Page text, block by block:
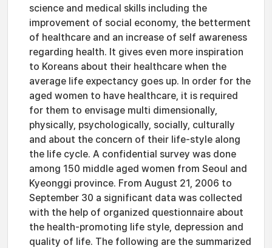
science and medical skills including the
improvement of social economy, the betterment
of healthcare and an increase of self awareness
regarding health. It gives even more inspiration
to Koreans about their healthcare when the
average life expectancy goes up. In order for the
aged women to have healthcare, it is required
for them to envisage multi dimensionally,
physically, psychologically, socially, culturally
and about the concern of their life-style along
the life cycle. A confidential survey was done
among 150 middle aged women from Seoul and
Kyeonggi province. From August 21, 2006 to
September 30 a significant data was collected
with the help of organized questionnaire about
the health-promoting life style, depression and
quality of life. The following are the summarized